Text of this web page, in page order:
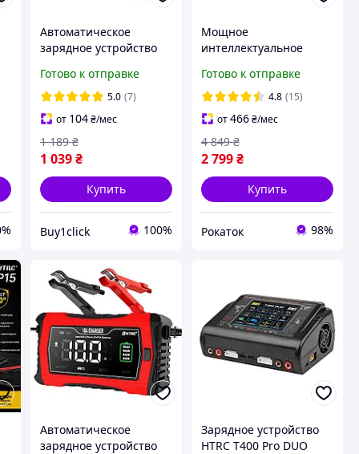
Автоматическое
зарядное устройство
/24V5A для кислотных,
GEL, AGM и LiFePO4
аккумуляторов
Готово к отправке
5.0 (7)
от 104 ₴/мес
1 039 ₴
1 189 ₴
Купить
Buy1click 100%
Мощное
интеллектуальное
для всех типов
аккумуляторов +
LiFePo4 + AGM HTRC 20
Aмпер
Готово к отправке
4.8 (15)
от466₴/мес
2 799₴
4 849 ₴
Купить
Рокаток 98%
Автоматическое
зарядное устройство
Зарядное устройство
HTRC T400 Pro DUO